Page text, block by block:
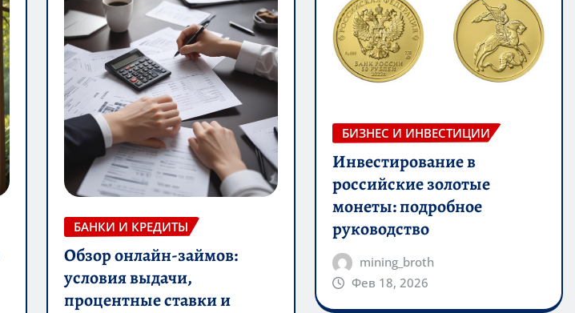
БАНКИ И КРЕДИТЫ
Обзор онлайн-займов:
условия выдачи,
процентные ставки и
БИЗНЕС И ИНВЕСТИЦИИ
Инвестирование в
российские золотые
монеты: подробное
руководство
mining_broth
Фев 18, 2026